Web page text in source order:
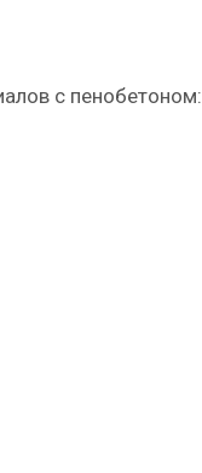
с пенобетоном: